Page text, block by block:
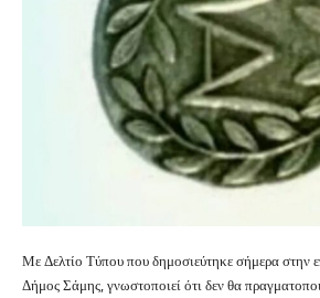
Με Δελτίο Τύπου που δημοσιεύτηκε σήμερα στην
Δήμος Σάμης, γνωστοποιεί ότι δεν θα